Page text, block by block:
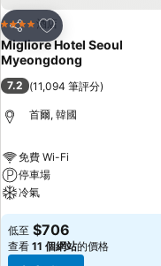
分享
放到收藏夾
4 星級 酒店
Migliore Hotel Seoul
Myeongdong
7.2 (11,094 筆評分)
首爾, 韓國
免費 Wi-Fi
停車場
冷氣
低至 $706
查看 11 個網站的價格